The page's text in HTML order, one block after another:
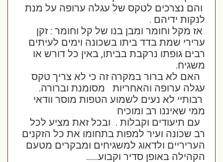
והם נצרכים לטקס של עגלה ערופה על מנת
לנקות ידיהם .
אז מקל וחומר ומבן בנו של קל וחומר : זקן
ערירי שמת בדד ביתו בשכונה וימים לעיתים
רבים גופתו נרקבת בביתו, באין כל דורש או
משגיח.
האם לא ברור במקרה זה כי לא צריך טקס
עגלה ערופה והאחריות מסומנת וברורה.
רבותיי לא נעים לשמוע הטפות מוסר וודאי
ממי שאיננו רב ומוכיח
עם תיעודים וקבלות . ובכל זאת מציע לכל
רב שכונה ועיר למפות בתחומו את כל הזקנים
העריריים ולדאוג למשגיחים ומבקרים מטעם
הקהילה באופן סדיר וקבוע......